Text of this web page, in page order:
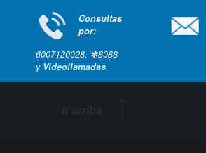
Consultas
por:
6007120028, ✽8088
yVideollamadas